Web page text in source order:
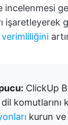
incelenmesi
işaretleyerek
ClickUp
dil komutlarını
kurun